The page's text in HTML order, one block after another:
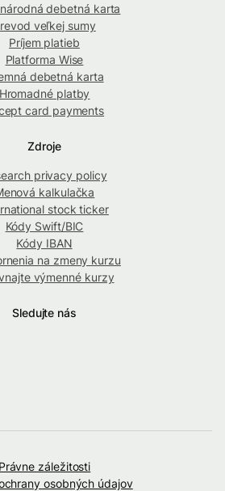
debetná karta
veľkej sumy
Príjem platieb
Platforma Wise
debetná karta
Hromadné platby
card payments
Zdroje
privacy policy
kalkulačka
stock ticker
Kódy Swift/BIC
Kódy IBAN
na zmeny kurzu
výmenné kurzy
Sledujte nás
Právne záležitosti
osobných údajov